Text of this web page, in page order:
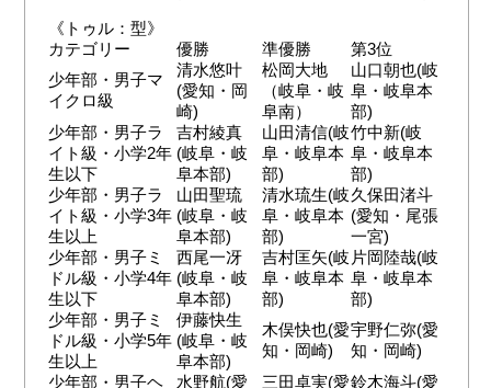
《トゥル：型》
カテゴリー
優勝 準優勝
第3位
少年部・男子マ
イクロ級
清水悠叶
(愛知・岡
崎)
松岡大地
（岐阜・岐
阜南）
山口朝也(岐
阜・岐阜本
部)
少年部・男子ラ
イト級・小学2年
生以下
吉村綾真
(岐阜・岐
阜本部)
山田清信(岐
阜・岐阜本
部)
竹中新(岐
阜・岐阜本
部)
少年部・男子ラ
イト級・小学3年
生以上
山田聖琉
(岐阜・岐
阜本部)
清水琉生(岐
阜・岐阜本
部)
久保田渚斗
(愛知・尾張
一宮)
少年部・男子ミ
ドル級・小学4年
生以下
西尾一冴
(岐阜・岐
阜本部)
吉村匡矢(岐
阜・岐阜本
部)
片岡陸哉(岐
阜・岐阜本
部)
少年部・男子ミ
ドル級・小学5年
生以上
伊藤快生
(岐阜・岐
阜本部)
木俣快也(愛
知・岡崎)
宇野仁弥(愛
知・岡崎)
少年部・男子ヘ
水野航(愛 三田卓実(愛鈴木海斗(愛